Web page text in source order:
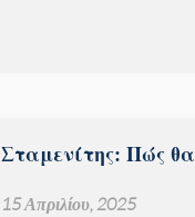
Σταμενίτης: Πώς
15 Απριλίου, 2025